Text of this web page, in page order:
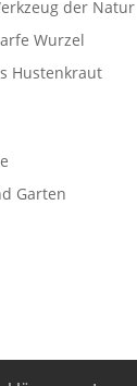
der Natur
Wurzel
Hustenkraut
Garten